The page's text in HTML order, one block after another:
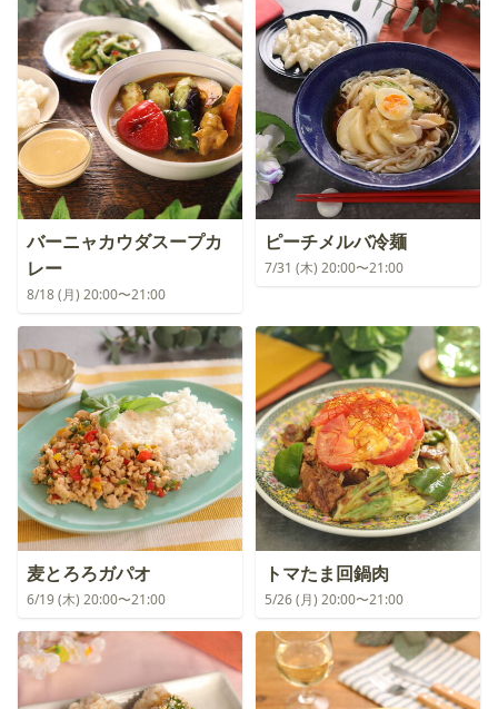
バーニャカウダスープカ
レー
8/18 (月) 20:00〜21:00
ピーチメルバ冷麺
7/31 (木) 20:00〜21:00
麦とろろガパオ
6/19 (木) 20:00〜21:00
トマたま回鍋肉
5/26 (月) 20:00〜21:00